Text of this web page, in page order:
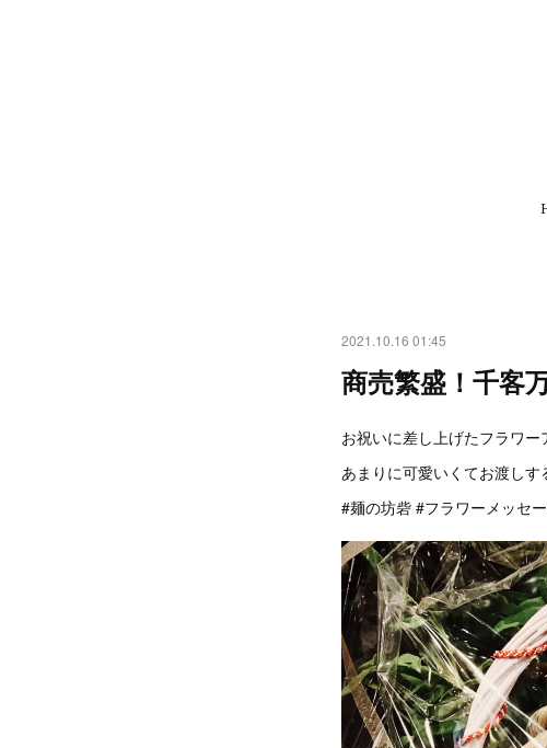
2021.10.16 01:45
商売繁盛！千客
お祝いに差し上げたフラワー
あまりに可愛いくてお渡しす
#麺の坊砦 #フラワーメッセ